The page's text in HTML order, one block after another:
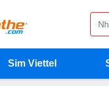
Sim Viettel